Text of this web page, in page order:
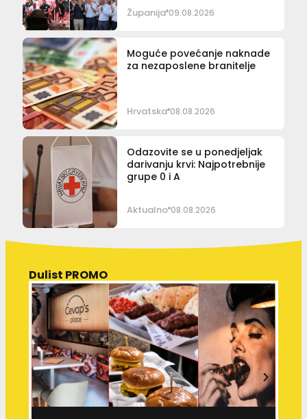
Županija 09.08.2026
Moguće povećanje naknade
za nezaposlene branitelje
Hrvatska 08.08.2026
Odazovite se u ponedjeljak
darivanju krvi: Najpotrebnije
grupe 0 i A
Aktualno 08.08.2026
Dulist PROMO